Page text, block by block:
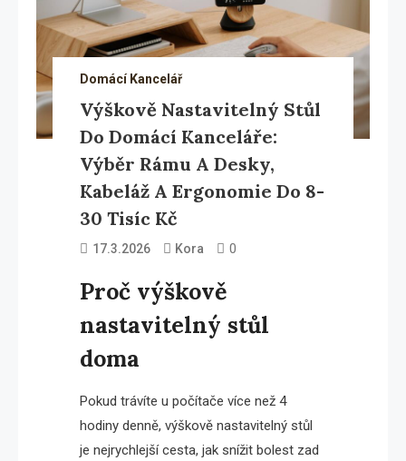
Domácí Kancelář
Výškově Nastavitelný Stůl
Do Domácí Kanceláře:
Výběr Rámu A Desky,
Kabeláž A Ergonomie Do 8-
30 Tisíc Kč
17.3.2026 Kora 0
Proč výškově
nastavitelný stůl
doma
Pokud trávíte u počítače více než 4
hodiny denně, výškově nastavitelný stůl
je nejrychlejší cesta, jak snížit bolest zad